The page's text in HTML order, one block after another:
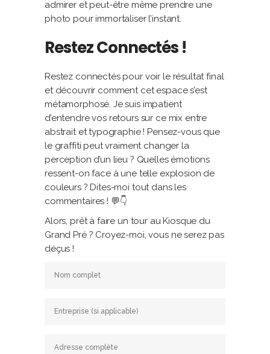
admirer et peut-être même prendre une
photo pour immortaliser l’instant.
Restez Connectés !
Restez connectés pour voir le résultat final
et découvrir comment cet espace s’est
métamorphosé. Je suis impatient
d’entendre vos retours sur ce mix entre
abstrait et typographie ! Pensez-vous que
le graffiti peut vraiment changer la
perception d’un lieu ? Quelles émotions
ressent-on face à une telle explosion de
couleurs ? Dites-moi tout dans les
commentaires ! 💬👇
Alors, prêt à faire un tour au Kiosque du
Grand Pré ? Croyez-moi, vous ne serez pas
déçus !